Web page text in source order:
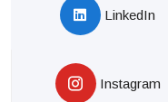
LinkedIn
Instagram